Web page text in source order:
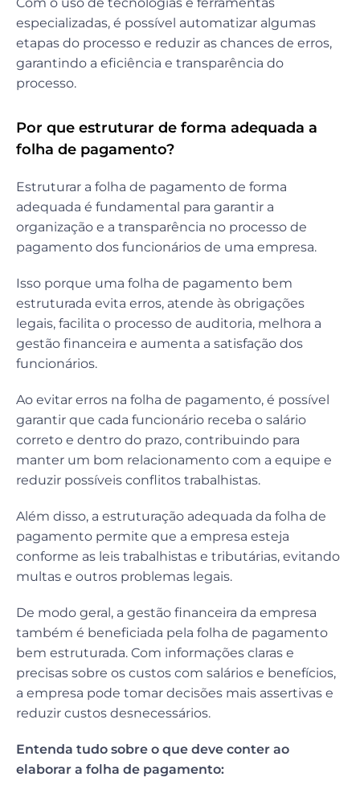
especializadas, é possível automatizar algumas
etapas do processo e reduzir as chances de erros,
garantindo a eficiência e transparência do
processo.
Por que estruturar de forma adequada a
folha de pagamento?
Estruturar a folha de pagamento de forma
adequada é fundamental para garantir a
organização e a transparência no processo de
pagamento dos funcionários de uma empresa.
Isso porque uma folha de pagamento bem
estruturada evita erros, atende às obrigações
legais, facilita o processo de auditoria, melhora a
gestão financeira e aumenta a satisfação dos
funcionários.
Ao evitar erros na folha de pagamento, é possível
garantir que cada funcionário receba o salário
correto e dentro do prazo, contribuindo para
manter um bom relacionamento com a equipe e
reduzir possíveis conflitos trabalhistas.
Além disso, a estruturação adequada da folha de
pagamento permite que a empresa esteja
conforme as leis trabalhistas e tributárias, evitando
multas e outros problemas legais.
De modo geral, a gestão financeira da empresa
também é beneficiada pela folha de pagamento
bem estruturada. Com informações claras e
precisas sobre os custos com salários e benefícios,
a empresa pode tomar decisões mais assertivas e
reduzir custos desnecessários.
Entenda tudo sobre o que deve conter ao
elaborar a folha de pagamento: